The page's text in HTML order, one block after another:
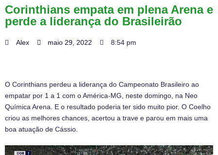
Corinthians empata em plena Arena e
perde a liderança do Brasileirão
Alex maio 29, 2022 8:54 pm
O Corinthians perdeu a liderança do Campeonato Brasileiro ao
empatar por 1 a 1 com o América-MG, neste domingo, na Neo
Química Arena. E o resultado poderia ter sido muito pior. O Coelho
criou as melhores chances, acertou a trave e parou em mais uma
boa atuação de Cássio.